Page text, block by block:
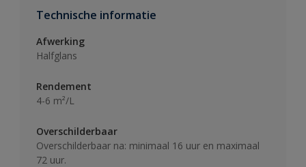
Technische informatie
Afwerking
Halfglans
Rendement
4-6 m²/L
Overschilderbaar
Overschilderbaar na: minimaal 16 uur en maximaal
72 uur.